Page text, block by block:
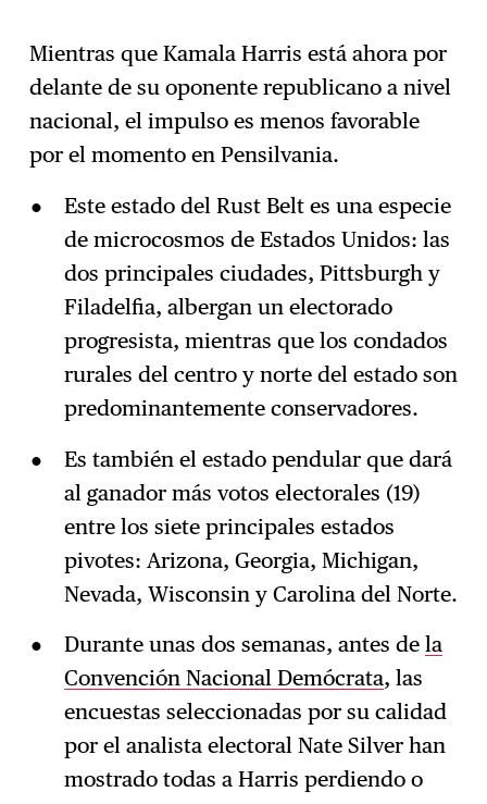
Mientras que Kamala Harris está ahora por
delante de su oponente republicano a nivel
nacional, el impulso es menos favorable
por el momento en Pensilvania.
Este estado del Rust Belt es una especie
de microcosmos de Estados Unidos: las
dos principales ciudades, Pittsburgh y
Filadelfia, albergan un electorado
progresista, mientras que los condados
rurales del centro y norte del estado son
predominantemente conservadores.
Es también el estado pendular que dará
al ganador más votos electorales (19)
entre los siete principales estados
pivotes: Arizona, Georgia, Michigan,
Nevada, Wisconsin y Carolina del Norte.
Durante unas dos semanas, antes de la
Convención Nacional Demócrata, las
encuestas seleccionadas por su calidad
por el analista electoral Nate Silver han
mostrado todas a Harris perdiendo o